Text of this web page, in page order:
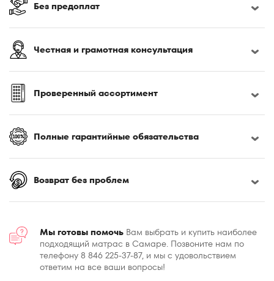
180x195
180x210
180x220
185x200
190x200
200x200
200x210
200x220
Без предоплат
Честная и грамотная консультация
Проверенный ассортимент
Полные гарантийные обязательства
Возврат без проблем
Мы готовы помочь Вам выбрать и купить наиболее
подходящий матрас в Самаре. Позвоните нам по
телефону 8 846 225-37-87, и мы с удовольствием
ответим на все ваши вопросы!